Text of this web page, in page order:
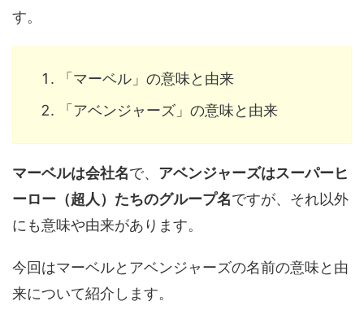
す。
「マーベル」の意味と由来
「アベンジャーズ」の意味と由来
マーベルは会社名で、 アベンジャーズはスーパーヒ
ーロー（超人）たちのグループ名ですが、それ以外
にも意味や由来があります。
今回はマーベルとアベンジャーズの名前の意味と由
来について紹介します。